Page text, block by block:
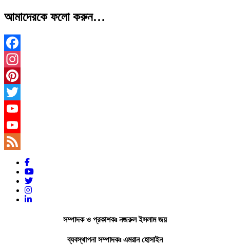
আমাদেরকে ফলো করুন…
Facebook
Instagram
Pinterest
Twitter
YouTube
YouTube
Channel
সম্পাদক ও প্রকাশকঃ নজরুল ইসলাম জয়
ব্যবস্থাপনা সম্পাদকঃ এমরান হোসাইন